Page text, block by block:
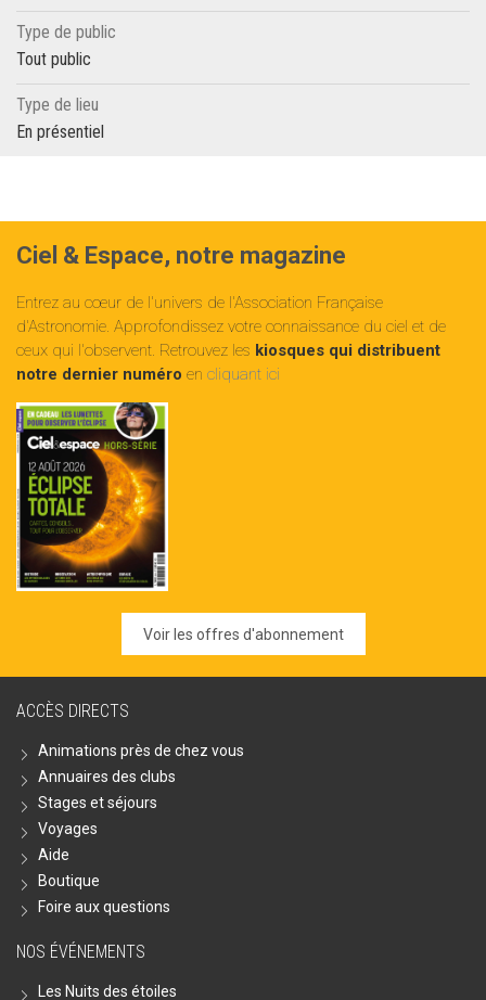
Type de public
Tout public
Type de lieu
En présentiel
Ciel & Espace, notre magazine
Entrez au cœur de l'univers de l'Association Française
d'Astronomie. Approfondissez votre connaissance du ciel et de
ceux qui l'observent. Retrouvez les kiosques qui distribuent
notre dernier numéro en cliquant ici
Voir les offres d'abonnement
ACCÈS DIRECTS
Animations près de chez vous
Annuaires des clubs
Stages et séjours
Voyages
Aide
Boutique
Foire aux questions
NOS ÉVÉNEMENTS
Les Nuits des étoiles